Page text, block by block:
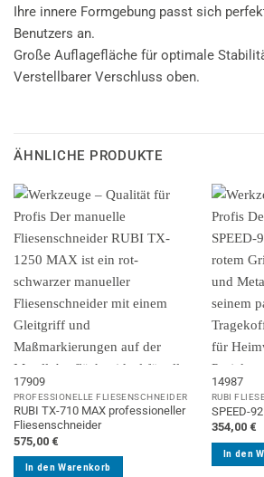
Ihre innere Formgebung passt sich
Benutzers an.
Große Auflagefläche für optimale
Verstellbarer Verschluss oben.
ÄHNLICHE PRODUKTE
17909
PROFESSIONELLE FLIESENSCHNEIDER
RUBI TX-710 MAX professioneller
Fliesenschneider
575,00 €
In den Warenkorb
14987
RUBI
SPEED-
354,00 €
In den